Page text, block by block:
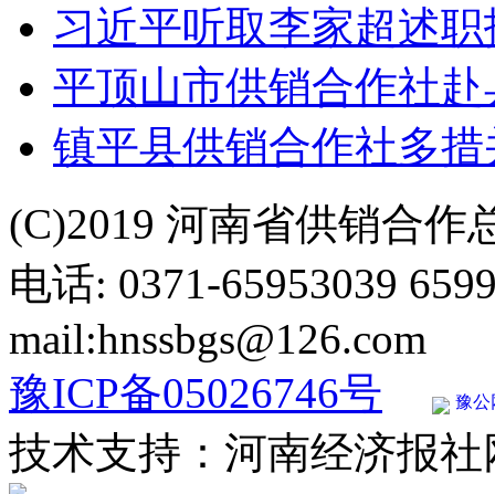
习近平听取李家超述
平顶山市供销合作社
镇平县供销合作社多
(C)2019 河南省供销合作
电话: 0371-65953039
mail:hnssbgs@126.com
豫ICP备05026746号
豫公
技术支持：河南经济报社